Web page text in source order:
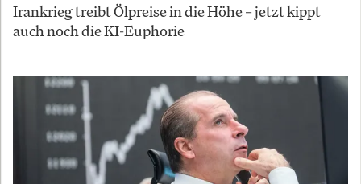
Irankrieg treibt Ölpreise in die Höhe – jetzt kippt
auch noch die KI-Euphorie